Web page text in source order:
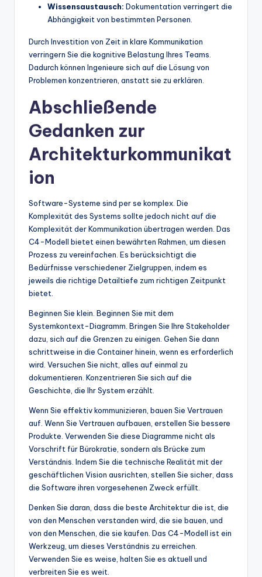
Wissensaustausch: Dokumentation verringert die
Abhängigkeit von bestimmten Personen.
Durch Investition von Zeit in klare Kommunikation
verringern Sie die kognitive Belastung Ihres Teams.
Dadurch können Ingenieure sich auf die Lösung von
Problemen konzentrieren, anstatt sie zu erklären.
Abschließende
Gedanken zur
Architekturkommunikat
ion
Software-Systeme sind per se komplex. Die
Komplexität des Systems sollte jedoch nicht auf die
Komplexität der Kommunikation übertragen werden. Das
C4-Modell bietet einen bewährten Rahmen, um diesen
Prozess zu vereinfachen. Es berücksichtigt die
Bedürfnisse verschiedener Zielgruppen, indem es
jeweils die richtige Detailtiefe zum richtigen Zeitpunkt
bietet.
Beginnen Sie klein. Beginnen Sie mit dem
Systemkontext-Diagramm. Bringen Sie Ihre Stakeholder
dazu, sich auf die Grenzen zu einigen. Gehen Sie dann
schrittweise in die Container hinein, wenn es erforderlich
wird. Versuchen Sie nicht, alles auf einmal zu
dokumentieren. Konzentrieren Sie sich auf die
Geschichte, die Ihr System erzählt.
Wenn Sie effektiv kommunizieren, bauen Sie Vertrauen
auf. Wenn Sie Vertrauen aufbauen, erstellen Sie bessere
Produkte. Verwenden Sie diese Diagramme nicht als
Vorschrift für Bürokratie, sondern als Brücke zum
Verständnis. Indem Sie die technische Realität mit der
geschäftlichen Vision ausrichten, stellen Sie sicher, dass
die Software ihren vorgesehenen Zweck erfüllt.
Denken Sie daran, dass die beste Architektur die ist, die
von den Menschen verstanden wird, die sie bauen, und
von den Menschen, die sie kaufen. Das C4-Modell ist ein
Werkzeug, um dieses Verständnis zu erreichen.
Verwenden Sie es weise, halten Sie es aktuell und
verbreiten Sie es weit.